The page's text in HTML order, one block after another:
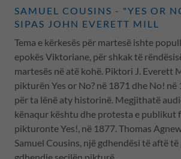
SAMUEL COUSINS - "YES OR
SIPAS JOHN EVERETT MILL
Tema e kërkesës për martesë ishte
epokës Viktoriane, për shkak të
martesës në atë kohë. Piktori J. Everett
pikturën Yes or No? në 1871 dhe No! në
për ta lënë aty historinë. Megjithatë
kënaqur kështu dhe protesta e publikut
pikturonte Yes!, në 1877. Thomas
Samuel Cousins, një gdhendësi të aftë
gdhendje secilën pikturë.